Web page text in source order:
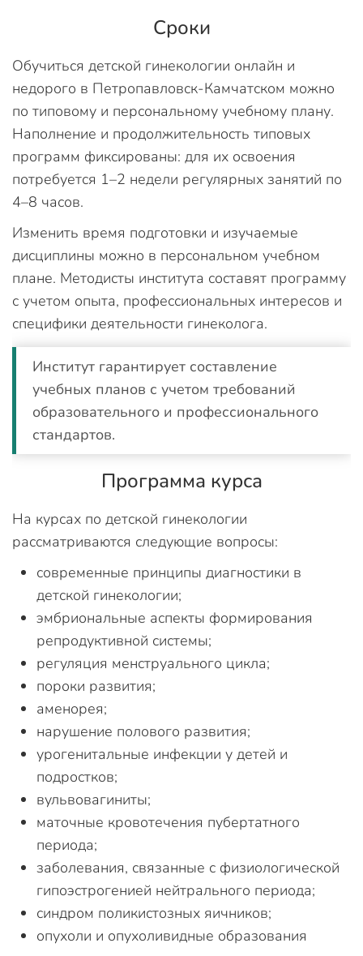
Сроки
Обучиться детской гинекологии онлайн и
недорого в Петропавловск-Камчатском можно
по типовому и персональному учебному плану.
Наполнение и продолжительность типовых
программ фиксированы: для их освоения
потребуется 1–2 недели регулярных занятий по
4–8 часов.
Изменить время подготовки и изучаемые
дисциплины можно в персональном учебном
плане. Методисты института составят программу
с учетом опыта, профессиональных интересов и
специфики деятельности гинеколога.
Институт гарантирует составление
учебных планов с учетом требований
образовательного и профессионального
стандартов.
Программа курса
На курсах по детской гинекологии
рассматриваются следующие вопросы:
современные принципы диагностики в
детской гинекологии;
эмбриональные аспекты формирования
репродуктивной системы;
регуляция менструального цикла;
пороки развития;
аменорея;
нарушение полового развития;
урогенитальные инфекции у детей и
подростков;
вульвовагиниты;
маточные кровотечения пубертатного
периода;
заболевания, связанные с физиологической
гипоэстрогенией нейтрального периода;
синдром поликистозных яичников;
опухоли и опухоливидные образования